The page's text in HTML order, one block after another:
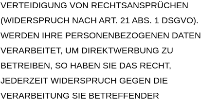
VERTEIDIGUNG VON RECHTSANSPRÜCHEN
(WIDERSPRUCH NACH ART. 21 ABS. 1 DSGVO).
WERDEN IHRE PERSONENBEZOGENEN DATEN
VERARBEITET, UM DIREKTWERBUNG ZU
BETREIBEN, SO HABEN SIE DAS RECHT,
JEDERZEIT WIDERSPRUCH GEGEN DIE
VERARBEITUNG SIE BETREFFENDER